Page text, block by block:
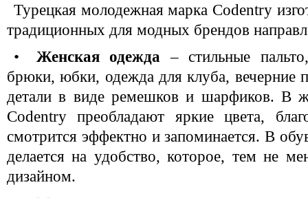
Турецкая молодежная марка Codentry
традиционных для модных брендов
•
Женская одежда – стильные
брюки, юбки, одежда для клуба, вечерние
детали в виде ремешков и шарфиков. В
Codentry преобладают яркие цвета,
смотрится эффектно и запоминается. В
делается на удобство, которое, тем не
дизайном.